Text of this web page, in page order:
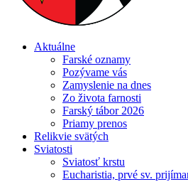
Aktuálne
Farské oznamy
Pozývame vás
Zamyslenie na dnes
Zo života farnosti
Farský tábor 2026
Priamy prenos
Relikvie svätých
Sviatosti
Sviatosť krstu
Eucharistia, prvé sv.